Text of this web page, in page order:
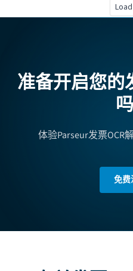
准备开启您的
体验Parseur发票OCR
免费